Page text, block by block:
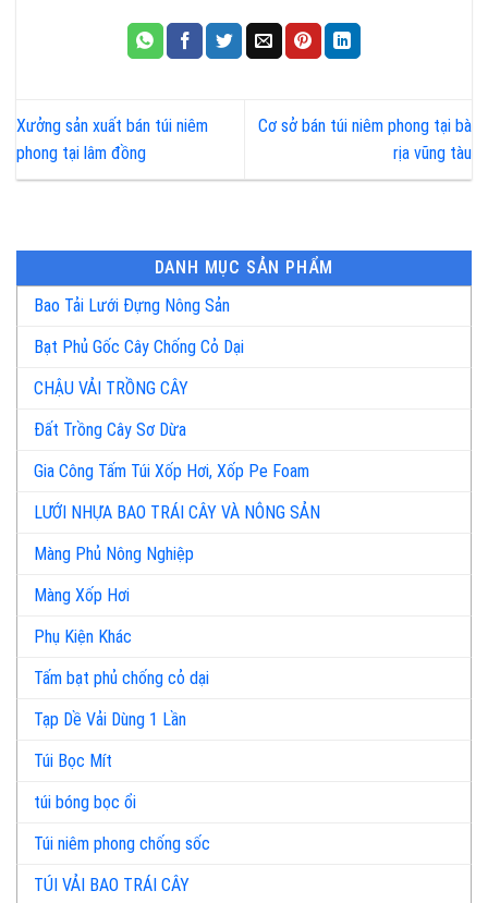
Xưởng sản xuất bán túi niêm
phong tại lâm đồng
Cơ sở bán túi niêm phong tại bà
rịa vũng tàu
DANH MỤC SẢN PHẨM
Bao Tải Lưới Đựng Nông Sản
Bạt Phủ Gốc Cây Chống Cỏ Dại
CHẬU VẢI TRỒNG CÂY
Đất Trồng Cây Sơ Dừa
Gia Công Tấm Túi Xốp Hơi, Xốp Pe Foam
LƯỚI NHỰA BAO TRÁI CÂY VÀ NÔNG SẢN
Màng Phủ Nông Nghiệp
Màng Xốp Hơi
Phụ Kiện Khác
Tấm bạt phủ chống cỏ dại
Tạp Dề Vải Dùng 1 Lần
Túi Bọc Mít
túi bóng bọc ổi
Túi niêm phong chống sốc
TÚI VẢI BAO TRÁI CÂY